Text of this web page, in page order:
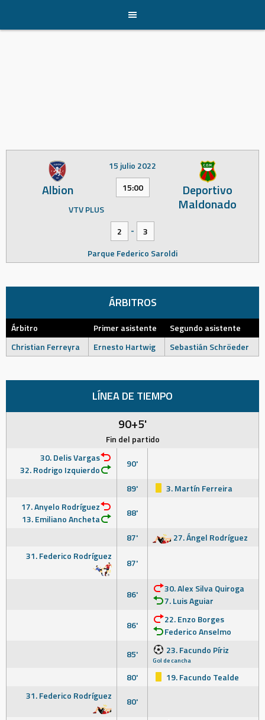
content
Albion Deportivo
Maldonado
15 julio 2022
15:00
VTV PLUS
2
-
3
Parque Federico Saroldi
ÁRBITROS
Árbitro Primer asistente
Segundo asistente
Christian Ferreyra
Ernesto Hartwig Sebastián Schröeder
LÍNEA DE TIEMPO
90+5'
Fin del partido
30. Delis Vargas
32. Rodrigo Izquierdo
90'
89'
3. Martín Ferreira
17. Anyelo Rodríguez
13. Emiliano Ancheta
88'
87'
27. Ángel Rodríguez
31. Federico Rodríguez
87'
86'
30. Alex Silva Quiroga
7. Luis Aguiar
86'
22. Enzo Borges
Federico Anselmo
85'
23. Facundo Píriz
Gol de cancha
80'
19. Facundo Tealde
31. Federico Rodríguez
80'